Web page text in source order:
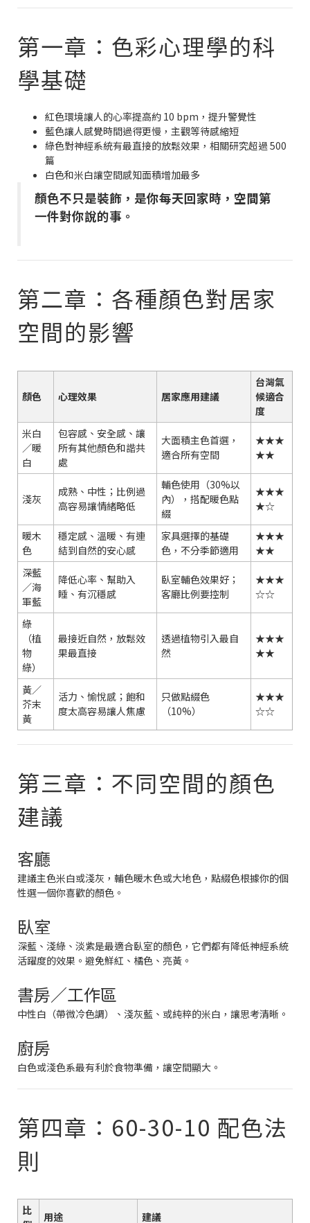
第一章：色彩心理學的科
學基礎
紅色環境讓人的心率提高約 10 bpm，提升警覺性
藍色讓人感覺時間過得更慢，主觀等待感縮短
綠色對神經系統有最直接的放鬆效果，相關研究超過 500
篇
白色和米白讓空間感知面積增加最多
顏色不只是裝飾，是你每天回家時，空間第
一件對你說的事。
第二章：各種顏色對居家
空間的影響
顏色 心理效果 居家應用建議
台灣氣
候適合
度
米白
／暖
白
包容感、安全感、讓
所有其他顏色和諧共
處
大面積主色首選，
適合所有空間
★★★
★★
淺灰
成熟、中性；比例過
高容易讓情緒略低
輔色使用（30%以
內），搭配暖色點
綴
★★★
★☆
暖木
色
穩定感、溫暖、有連
結到自然的安心感
家具選擇的基礎
色，不分季節適用
★★★
★★
深藍
／海
軍藍
降低心率、幫助入
睡、有沉穩感
臥室輔色效果好；
客廳比例要控制
★★★
☆☆
綠
（植
物
綠）
最接近自然，放鬆效
果最直接
透過植物引入最自
然
★★★
★★
黃／
芥末
黃
活力、愉悅感；飽和
度太高容易讓人焦慮
只做點綴色
（10%）
★★★
☆☆
第三章：不同空間的顏色
建議
客廳
建議主色米白或淺灰，輔色暖木色或大地色，點綴色根據你的個
性選一個你喜歡的顏色。
臥室
深藍、淺綠、淡紫是最適合臥室的顏色，它們都有降低神經系統
活躍度的效果。避免鮮紅、橘色、亮黃。
書房／工作區
中性白（帶微冷色調）、淺灰藍、或純粹的米白，讓思考清晰。
廚房
白色或淺色系最有利於食物準備，讓空間顯大。
第四章：60-30-10 配色法
則
比
用途 建議